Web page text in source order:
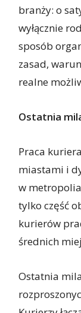
branży: o
wyłącznie
sposób
zasad,
realne
Ostatnia
Praca
miastami i
w
tylko część
kurierów
średnich
Ostatnia